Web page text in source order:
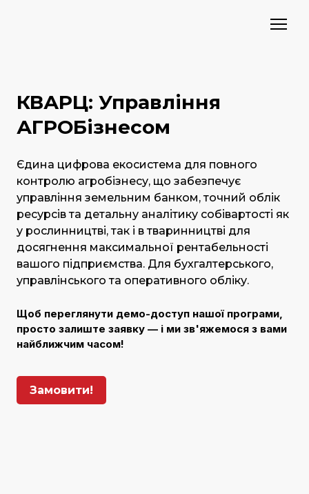
КВАРЦ: Управління
АГРОБізнесом
Єдина цифрова екосистема для повного
контролю агробізнесу, що забезпечує
управління земельним банком, точний облік
ресурсів та детальну аналітику собівартості як
у рослинництві, так і в тваринництві для
досягнення максимальної рентабельності
вашого підприємства. Для бухгалтерського,
управлінського та оперативного обліку.
Щоб переглянути демо-доступ нашої програми,
просто залиште заявку — і ми зв'яжемося з вами
найближчим часом!
Замовити!